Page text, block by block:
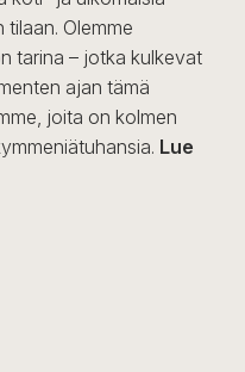
Olemme
tarina – jotka kulkevat
ajan tämä
joita on kolmen
Lue